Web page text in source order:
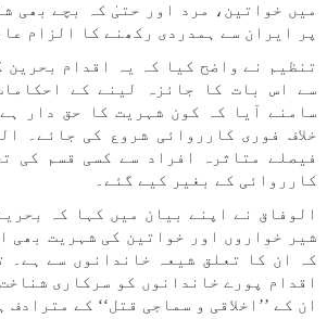
میں خواتین، مرد اور حتیٰ کہ بچے بھی
پر ایران سے ہمدردی رکھنے کا الزام
تنظیم نے واضح کیا کہ یہ اقدام بحرین
سے اس بات کا جائزہ لینے کے
سامنے آیا کہ کون شہریت کا حق دار
خلاف فوری کارروائی شروع کی جائے۔
فیصلے متاثرہ افراد سے کسی قسم کی
کارروائی کے بغیر کیے گئے۔
الوفاق نے اپنے بیان میں کہا کہ
شیر خواروں اور خواتین کی شہریت بھی
کہ ان کا تعلق شیعہ خاندانوں سے ہے۔
اقدام پورے خاندانوں کو سرکاری
ان کے ’’اخلاقی و سماجی قتل‘‘ کے مترادف